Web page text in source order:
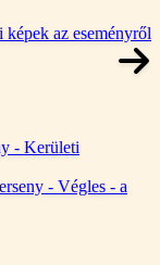
képek az eseményről
- Kerületi
- Végles - a